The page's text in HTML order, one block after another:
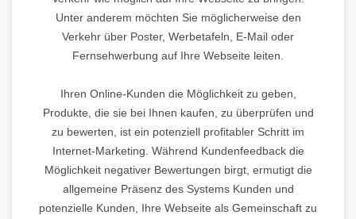
Unter anderem möchten Sie möglicherweise den
Verkehr über Poster, Werbetafeln, E-Mail oder
Fernsehwerbung auf Ihre Webseite leiten.
Ihren Online-Kunden die Möglichkeit zu geben,
Produkte, die sie bei Ihnen kaufen, zu überprüfen und
zu bewerten, ist ein potenziell profitabler Schritt im
Internet-Marketing. Während Kundenfeedback die
Möglichkeit negativer Bewertungen birgt, ermutigt die
allgemeine Präsenz des Systems Kunden und
potenzielle Kunden, Ihre Webseite als Gemeinschaft zu